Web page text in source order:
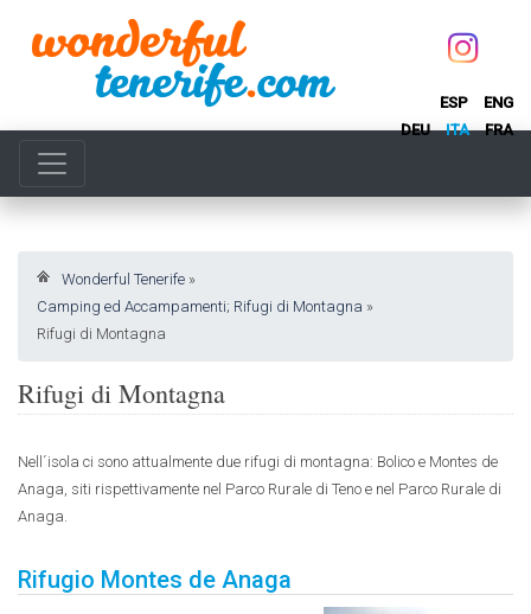
ESP
ENG
DEU
ITA FRA
Wonderful Tenerife »
Camping ed Accampamenti; Rifugi di Montagna »
Rifugi di Montagna
Rifugi di Montagna
Nell´isola ci sono attualmente due rifugi di montagna: Bolico e Montes de
Anaga, siti rispettivamente nel Parco Rurale di Teno e nel Parco Rurale di
Anaga.
Rifugio Montes de Anaga